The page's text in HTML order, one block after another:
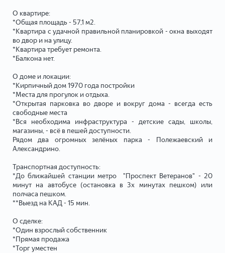
О квартире:
*Общая площадь - 57,1 м2.
*Квартира с удачной правильной планировкой - окна выходят
во двор и на улицу.
*Квартира требует ремонта.
*Балкона нет.
О доме и локации:
*Кирпичный дом 1970 года постройки
*Места для прогулок и отдыха.
*Открытая парковка во дворе и вокруг дома - всегда есть
свободные места
*Вся необходима инфраструктура - детские сады, школы,
магазины, - всё в пешей доступности.
Рядом два огромных зелёных парка - Полежаевский и
Александрино.
Транспортная доступность:
*До ближайшей станции метро "Проспект Ветеранов" - 20
минут на автобусе (остановка в 3х минутах пешком) или
полчаса пешком.
**Выезд на КАД - 15 мин.
О сделке:
*Один взрослый собственник
*Прямая продажа
*Торг уместен